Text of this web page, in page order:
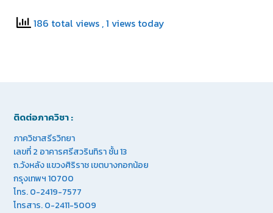
186 total views , 1 views today
ติดต่อภาควิชา :
ภาควิชาสรีรวิทยา
เลขที่ 2 อาคารศรีสวรินทิรา ชั้น 13
ถ.วังหลัง แขวงศิริราช เขตบางกอกน้อย
กรุงเทพฯ 10700
โทร. 0-2419-7577
โทรสาร. 0-2411-5009